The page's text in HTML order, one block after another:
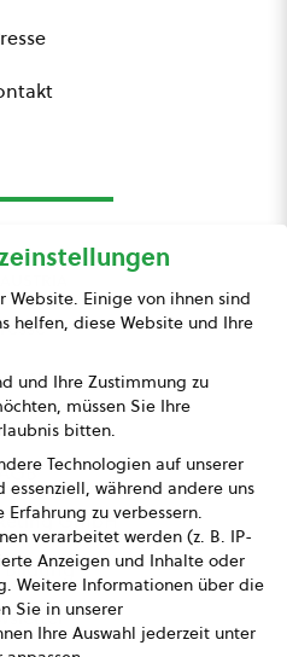
GmbH
Bildung
Website. Einige von ihnen sind
helfen, diese Website und Ihre
und Ihre Zustimmung zu
müssen Sie Ihre
bitten.
Technologien auf unserer
während andere uns
zu verbessern.
verarbeitet werden (z. B. IP-
Anzeigen und Inhalte oder
Weitere Informationen über die
Sie in unserer
Ihre Auswahl jederzeit unter